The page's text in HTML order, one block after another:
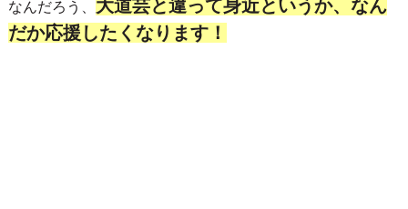
なんだろう、 大道芸と違って身近というか、なん
だか応援したくなります！